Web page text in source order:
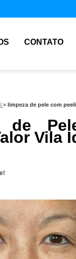
CONTATO
» limpeza de pele com
de
Vila